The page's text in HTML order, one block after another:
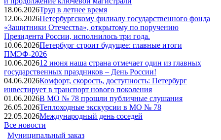
18.06.2026Труд в летнее время
12.06.2026Петербургскому филиалу государственного фонда
«Защитники Отечества», открытому по поручению
Президента России, исполнилось три года.
10.06.2026Петербург строит будущее: главные итоги
ПМЭФ-2026
10.06.202612 июня наша страна отмечает один из главных
государственных праздников – День России!
04.06.2026Комфорт, скорость, доступность: Петербург
инвестирует в транспорт нового поколения
01.06.2026В МО № 78 прошли публичные слушания
26.05.2026Теплоходные экскурсии в МО № 78
22.05.2026Международный день соседей
Все новости
Муниципальный заказ